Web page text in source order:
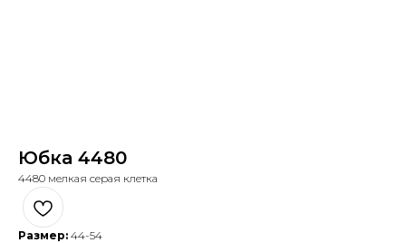
Юбка 4480
4480 мелкая серая клетка
Размер: 44-54